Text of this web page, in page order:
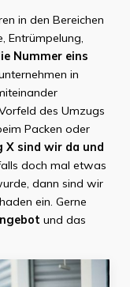
in den Bereichen
Entrümpelung,
Nummer eins
in
des Umzugs
Packen oder
X sind wir da und
doch mal etwas
dann sind wir
ein. Gerne
und das